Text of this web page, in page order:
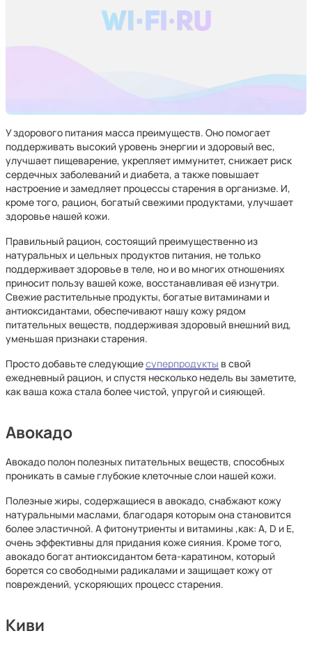
У здорового питания масса преимуществ. Оно помогает
поддерживать высокий уровень энергии и здоровый вес,
улучшает пищеварение, укрепляет иммунитет, снижает риск
сердечных заболеваний и диабета, а также повышает
настроение и замедляет процессы старения в организме. И,
кроме того, рацион, богатый свежими продуктами, улучшает
здоровье нашей кожи.
Правильный рацион, состоящий преимущественно из
натуральных и цельных продуктов питания, не только
поддерживает здоровье в теле, но и во многих отношениях
приносит пользу вашей коже, восстанавливая её изнутри.
Свежие растительные продукты, богатые витаминами и
антиоксидантами, обеспечивают нашу кожу рядом
питательных веществ, поддерживая здоровый внешний вид,
уменьшая признаки старения.
Просто добавьте следующиесуперпродукты в свой
ежедневный рацион, и спустя несколько недель вы заметите,
как ваша кожа стала более чистой, упругой и сияющей.
Авокадо
Авокадо полон полезных питательных веществ, способных
проникать в самые глубокие клеточные слои нашей кожи.
Полезные жиры, содержащиеся в авокадо, снабжают кожу
натуральными маслами, благодаря которым она становится
более эластичной. А фитонутриенты и витамины ,как: A, D и E,
очень эффективны для придания коже сияния. Кроме того,
авокадо богат антиоксидантом бета-каратином, который
борется со свободными радикалами и защищает кожу от
повреждений, ускоряющих процесс старения.
Киви